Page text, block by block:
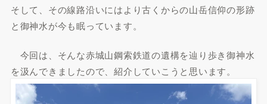
そして、その線路沿いにはより古くからの山岳信仰の形跡
と御神水が今も眠っています。
今回は、そんな赤城山鋼索鉄道の遺構を辿り歩き御神水
を汲んできましたので、紹介していこうと思います。